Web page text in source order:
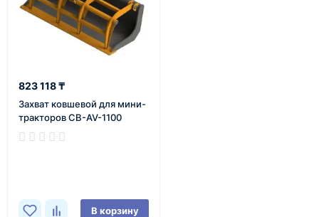
823 118 ₸
Захват ковшевой для мини-
тракторов CB-AV-1100
В корзину